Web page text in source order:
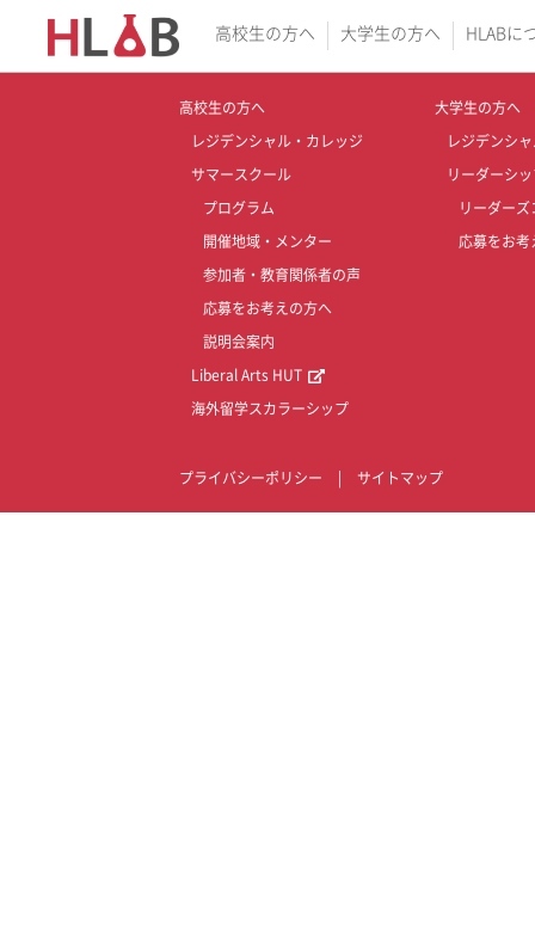
高校生の方へ 大学生の方へ HLABに
高校生の方へ
レジデンシャル・カレッジ
サマースクール
プログラム
開催地域・メンター
参加者・教育関係者の声
応募をお考えの方へ
説明会案内
Liberal Arts HUT
海外留学スカラーシップ
大学生の方へ
レジデンシ
リーダーシ
リーダーズ
応募をお考
プライバシーポリシー サイトマップ